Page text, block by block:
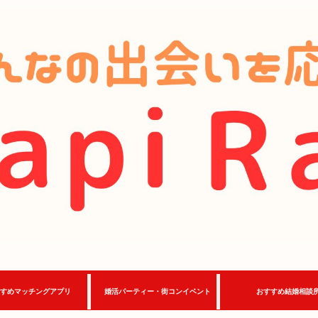
めマッチングアプリ 婚活パーティー・街コンイベント おすすめ結婚相談